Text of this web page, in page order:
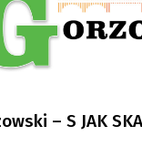
– S JAK